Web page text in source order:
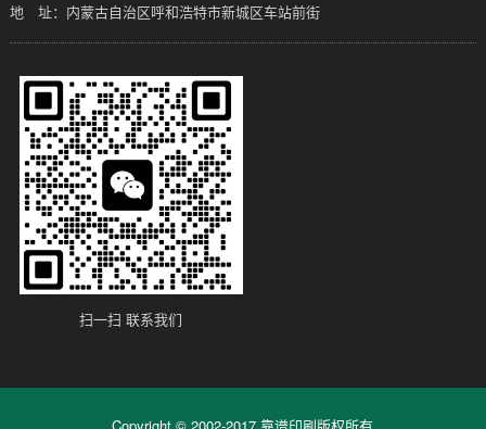
地 址：内蒙古自治区呼和浩特市新城区车站前街
扫一扫 联系我们